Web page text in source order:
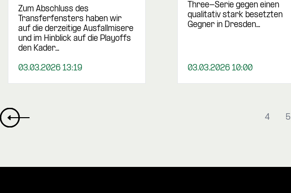
Zum Abschluss des
Transferfensters haben wir
auf die derzeitige Ausfallmisere
und im Hinblick auf die Playoffs
den Kader…
03.03.2026 13:19
Three-Serie gegen einen
qualitativ stark besetzten
Gegner in Dresden…
03.03.2026 10:00
4 5